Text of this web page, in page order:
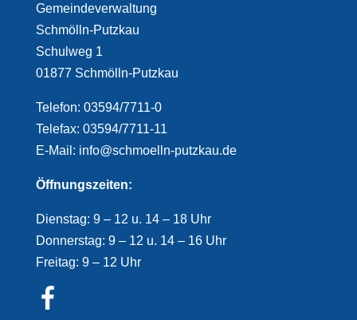
Gemeindeverwaltung
Schmölln-Putzkau
Schulweg 1
01877 Schmölln-Putzkau
Telefon: 03594/7711-0
Telefax: 03594/7711-11
E-Mail: info@schmoelln-putzkau.de
Öffnungszeiten:
Dienstag: 9 – 12 u. 14 – 18 Uhr
Donnerstag: 9 – 12 u. 14 – 16 Uhr
Freitag: 9 – 12 Uhr